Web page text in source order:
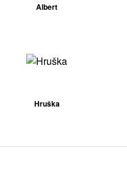
Albert
Hruška